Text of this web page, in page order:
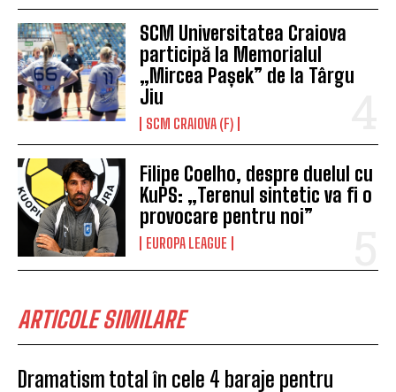
SCM Universitatea Craiova
participă la Memorialul
„Mircea Pașek” de la Târgu
Jiu
SCM CRAIOVA (F)
Filipe Coelho, despre duelul cu
KuPS: „Terenul sintetic va fi o
provocare pentru noi”
EUROPA LEAGUE
ARTICOLE SIMILARE
Dramatism total în cele 4 baraje pentru